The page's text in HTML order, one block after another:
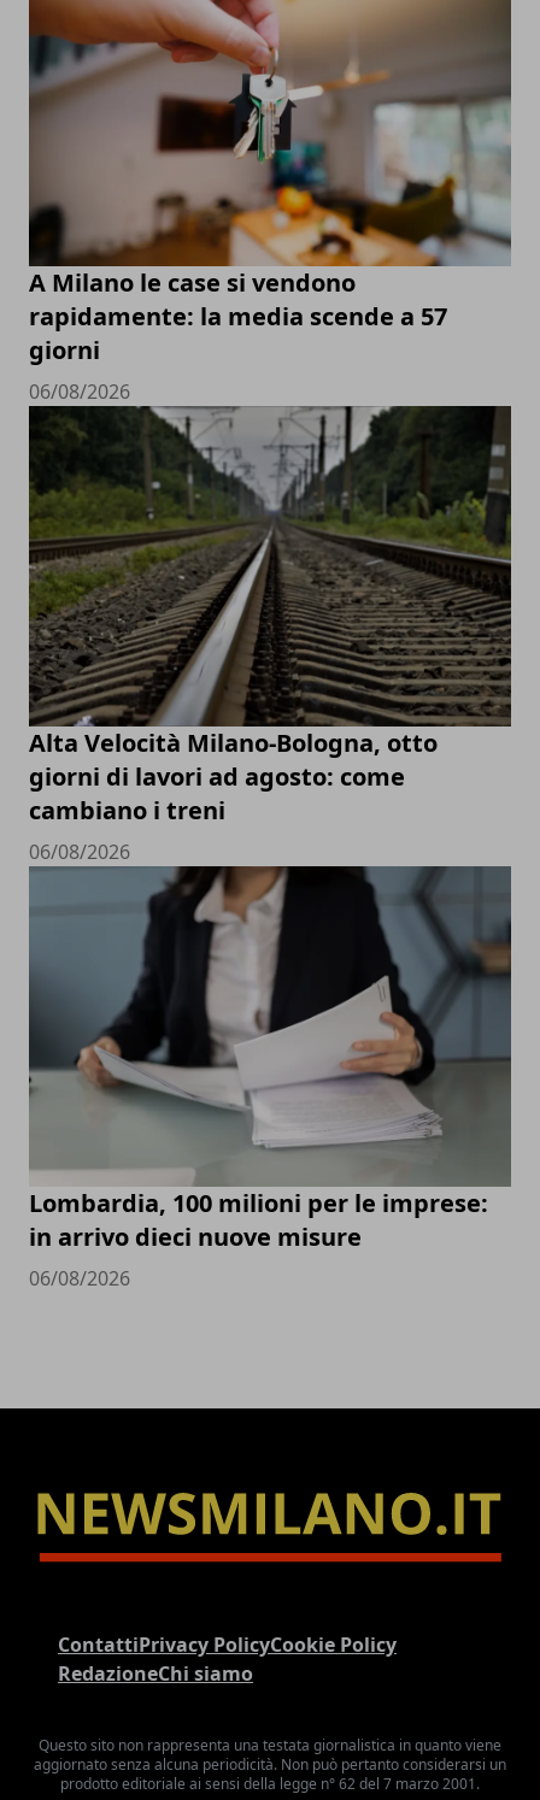
A Milano le case si vendono
rapidamente: la media scende a 57
giorni
06/08/2026
Alta Velocità Milano-Bologna, otto
giorni di lavori ad agosto: come
cambiano i treni
06/08/2026
Lombardia, 100 milioni per le imprese:
in arrivo dieci nuove misure
06/08/2026
ContattiPrivacy PolicyCookie Policy
RedazioneChi siamo
Questo sito non rappresenta una testata giornalistica in quanto viene
aggiornato senza alcuna periodicità. Non può pertanto considerarsi un
prodotto editoriale ai sensi della legge n° 62 del 7 marzo 2001.